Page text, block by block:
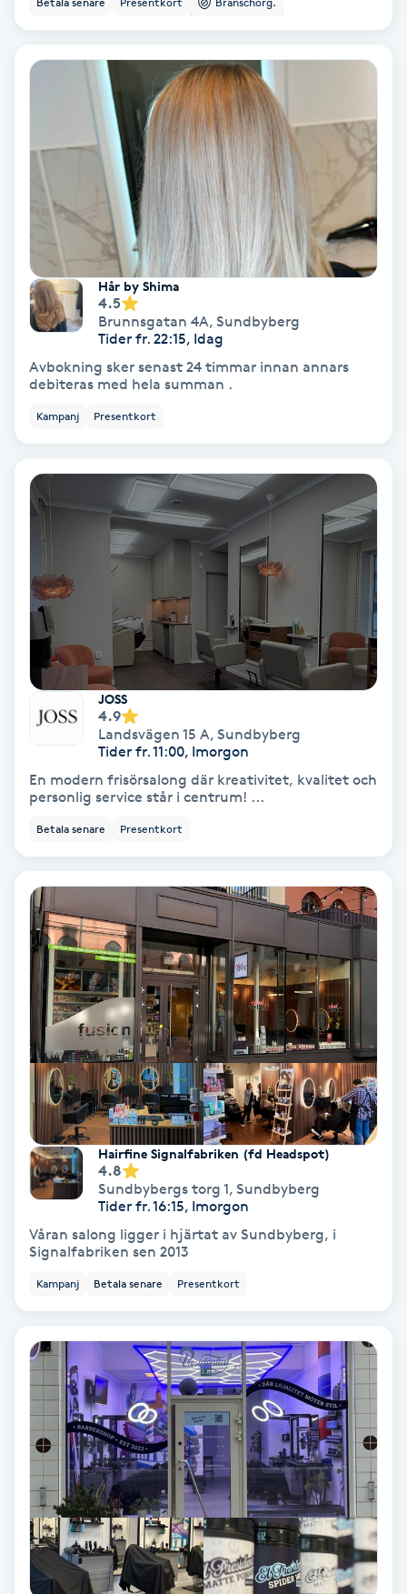
Bambumassage
Barber
Barnklippning
Bottenfärg
Brynformning
Brynfärgning
Brynplockning
Bröllopsuppsättning
Celluliter
Coachning
Color correction
Damklippning
Dermapen
Diamantslipning
Enzympeeling
Extensions
Extensions borttagning
Eyeliner-tatuering
Face framing
Faceliftmassage
Fet hårbotten
Fettreducering
Fibromassage
Hår by Shima
4.5
Brunnsgatan 4A, Sundbyberg
Tider fr. 22:15, Idag
Avbokning sker senast 24 timmar innan annars
debiteras med hela summan .
Kampanj Presentkort
JOSS
4.9
Landsvägen 15 A, Sundbyberg
Tider fr. 11:00, Imorgon
En modern frisörsalong där kreativitet, kvalitet och
personlig service står i centrum! ...
Betala senare Presentkort
Hairfine Signalfabriken (fd Headspot)
4.8
Sundbybergs torg 1, Sundbyberg
Tider fr. 16:15, Imorgon
Våran salong ligger i hjärtat av Sundbyberg, i
Signalfabriken sen 2013
Kampanj Betala senare Presentkort